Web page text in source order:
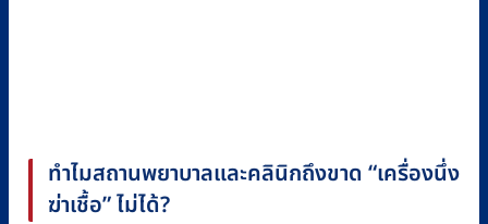
ทำไมสถานพยาบาลและคลินิกถึงขาด “เครื่องนึ่ง
ฆ่าเชื้อ” ไม่ได้?